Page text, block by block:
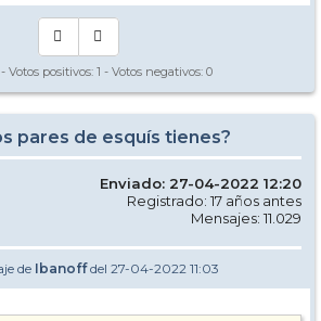
- Votos positivos: 1 - Votos negativos: 0
pares de esquís tienes?
Enviado: 27-04-2022 12:20
Registrado: 17 años antes
Mensajes: 11.029
de Ibanoffdel 27-04-2022 11:03